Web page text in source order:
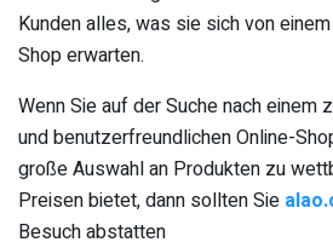
Kunden alles, was sie sich von
Shop erwarten.
Wenn Sie auf der Suche nach einem
und benutzerfreundlichen Online-
große Auswahl an Produkten zu
Preisen bietet, dann sollten Sie
Besuch abstatten